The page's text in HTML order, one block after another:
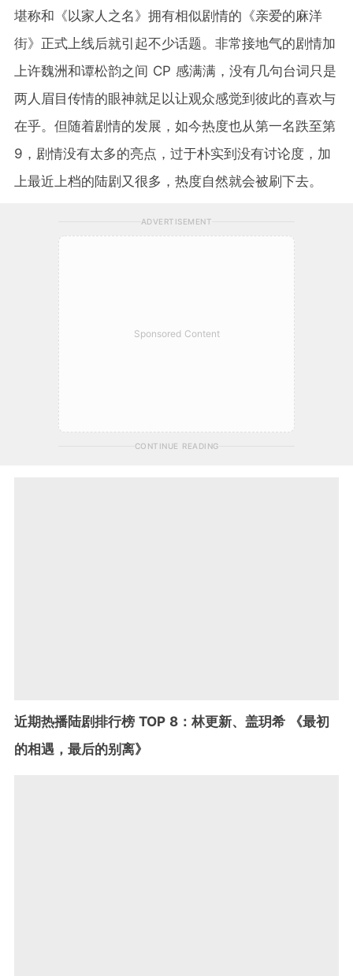
堪称和《以家人之名》拥有相似剧情的《亲爱的麻洋
街》正式上线后就引起不少话题。非常接地气的剧情加
上许魏洲和谭松韵之间 CP 感满满，没有几句台词只是
两人眉目传情的眼神就足以让观众感觉到彼此的喜欢与
在乎。但随着剧情的发展，如今热度也从第一名跌至第
9，剧情没有太多的亮点，过于朴实到没有讨论度，加
上最近上档的陆剧又很多，热度自然就会被刷下去。
ADVERTISEMENT
Sponsored Content
CONTINUE READING
近期热播陆剧排行榜 TOP 8：林更新、盖玥希 《最初
的相遇，最后的别离》